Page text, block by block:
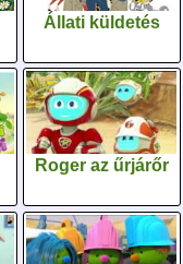
Állati küldetés
Roger az űrjárőr